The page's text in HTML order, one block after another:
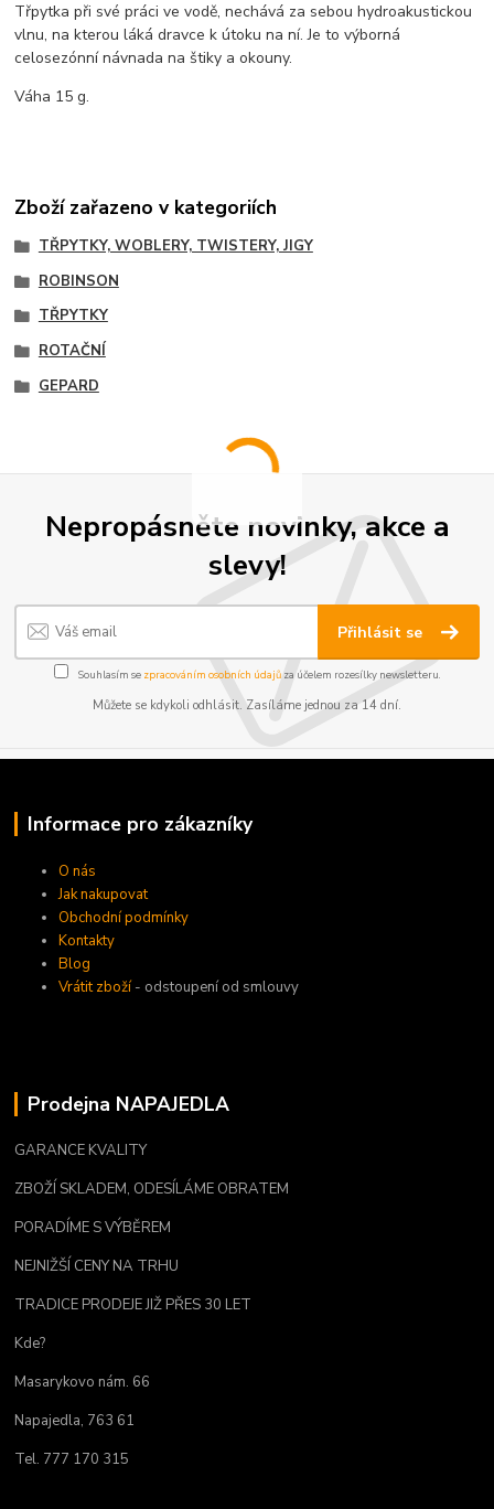
Třpytka při své práci ve vodě, nechává za sebou hydroakustickou
vlnu, na kterou láká dravce k útoku na ní. Je to výborná
celosezónní návnada na štiky a okouny.
Váha 15 g.
Zboží zařazeno v kategoriích
TŘPYTKY, WOBLERY, TWISTERY, JIGY
ROBINSON
TŘPYTKY
ROTAČNÍ
GEPARD
Nepropásněte novinky, akce a
slevy!
Přihlásit se
Souhlasím se zpracováním osobních údajůza účelem rozesílky newsletteru.
Můžete se kdykoli odhlásit. Zasíláme jednou za 14 dní.
Informace pro zákazníky
O nás
Jak nakupovat
Obchodní podmínky
Kontakty
Blog
Vrátit zboží- odstoupení od smlouvy
Prodejna NAPAJEDLA
GARANCE KVALITY
ZBOŽÍ SKLADEM, ODESÍLÁME OBRATEM
PORADÍME S VÝBĚREM
NEJNIŽŠÍ CENY NA TRHU
TRADICE PRODEJE JIŽ PŘES 30 LET
Kde?
Masarykovo nám. 66
Napajedla, 763 61
Tel. 777 170 315